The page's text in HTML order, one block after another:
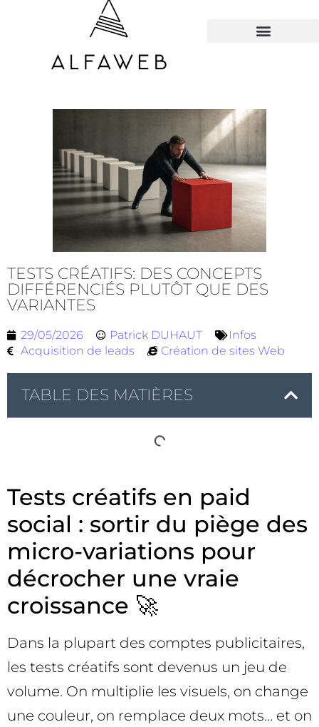
TESTS CRÉATIFS: DES CONCEPTS
DIFFÉRENCIÉS PLUTÔT QUE DES
VARIANTES
29/05/2026 Patrick DUHAUT
Infos
Acquisition de leads
Création de sites Web
TABLE DES MATIÈRES
Tests créatifs en paid
social : sortir du piège des
micro-variations pour
décrocher une vraie
croissance 🚀
Dans la plupart des comptes publicitaires,
les tests créatifs sont devenus un jeu de
volume. On multiplie les visuels, on change
une couleur, on remplace deux mots… et on